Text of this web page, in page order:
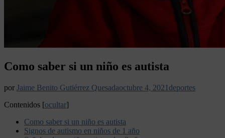
Como saber si un niño es autista
por Jaime Benito Gutiérrez Quesadaoctubre 4, 2021 deportes
Contenidos [ocultar]
Como saber si un niño es autista
Signos de autismo en niños de 1 año